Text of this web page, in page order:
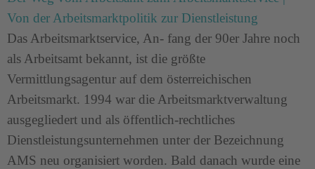
Von der Arbeitsmarktpolitik zur Dienstleistung
Das Arbeitsmarktservice, An- fang der 90er Jahre noch
als Arbeitsamt bekannt, ist die größte
Vermittlungsagentur auf dem österreichischen
Arbeitsmarkt. 1994 war die Arbeitsmarktverwaltung
ausgegliedert und als öffentlich-rechtliches
Dienstleistungsunternehmen unter der Bezeichnung
AMS neu organisiert worden. Bald danach wurde eine